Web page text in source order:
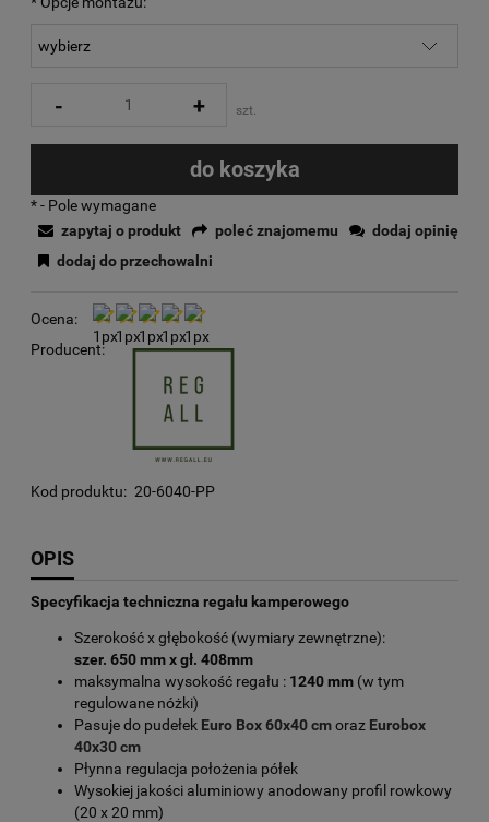
- + szt.
do koszyka
*- Pole wymagane
Ocena:
Producent:
Kod produktu: 20-6040-PP
zapytaj o produkt poleć znajomemu
dodaj opinię
dodaj do przechowalni
OPIS
Specyfikacja techniczna regału kamperowego
Szerokość x głębokość (wymiary zewnętrzne):
szer. 650 mm x gł. 408mm
maksymalna wysokość regału : 1240 mm (w tym
regulowane nóżki)
Pasuje do pudełek Euro Box 60x40cmoraz Eurobox
40x30 cm
Płynna regulacja położenia półek
Wysokiej jakości aluminiowy anodowany profil rowkowy
(20 x 20 mm)